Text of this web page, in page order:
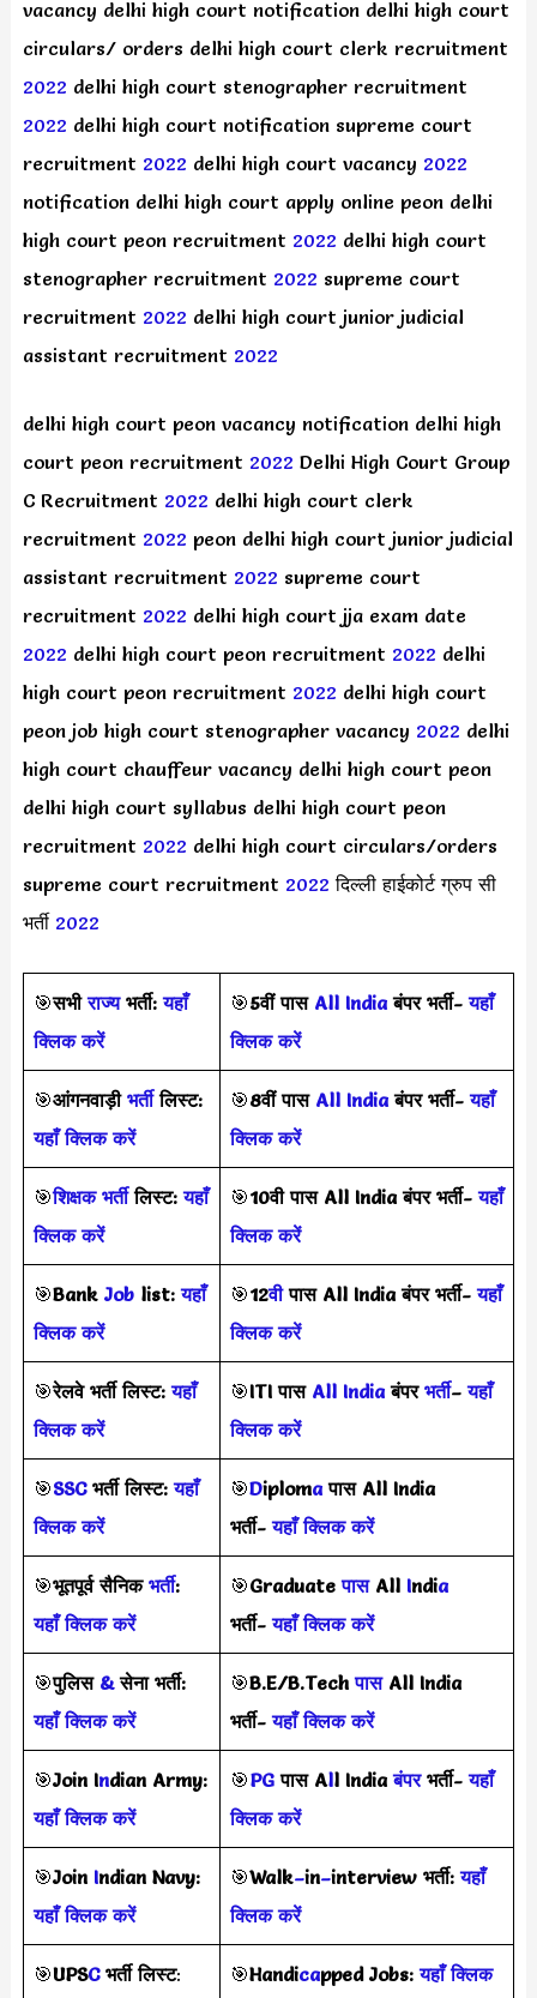
vacancy delhi high court notification delhi high court
circulars/ orders delhi high court clerk recruitment
2022 delhi high court stenographer recruitment
2022 delhi high court notification supreme court
recruitment 2022 delhi high court vacancy 2022
notification delhi high court apply online peon delhi
high court peon recruitment 2022 delhi high court
stenographer recruitment 2022 supreme court
recruitment 2022 delhi high court junior judicial
assistant recruitment 2022
delhi high court peon vacancy notification delhi high
court peon recruitment 2022 Delhi High Court Group
C Recruitment 2022 delhi high court clerk
recruitment 2022 peon delhi high court junior judicial
assistant recruitment 2022 supreme court
recruitment 2022 delhi high court jja exam date
2022 delhi high court peon recruitment 2022 delhi
high court peon recruitment 2022 delhi high court
peon job high court stenographer vacancy 2022 delhi
high court chauffeur vacancy delhi high court peon
delhi high court syllabus delhi high court peon
recruitment 2022 delhi high court circulars/orders
supreme court recruitment 2022 दिल्ली हाईकोर्ट ग्रुप सी
भर्ती 2022
🎯सभीराज्यभर्ती: यहाँ
क्लिक करें
🎯5वीं पास All Indiaबंपर भर्ती- यहाँ
क्लिक करें
🎯आंगनवाड़ी भर्तीलिस्ट:
यहाँ क्लिक करें
🎯8वीं पास All Indiaबंपर भर्ती- यहाँ
क्लिक करें
🎯शिक्षक भर्तीलिस्ट: यहाँ
क्लिक करें
🎯10वी पास All India बंपर भर्ती- यहाँ
क्लिक करें
🎯Bank Joblist: यहाँ
क्लिक करें
🎯12वीपास All India बंपर भर्ती- यहाँ
क्लिक करें
🎯रेलवे भर्ती लिस्ट: यहाँ
क्लिक करें
🎯ITI पास All Indiaबंपर भर्ती– यहाँ
क्लिक करें
🎯SSCभर्ती लिस्ट: यहाँ
क्लिक करें
🎯Diplomaपास All India
भर्ती- यहाँ क्लिक करें
🎯भूतपूर्व सैनिक भर्ती:
यहाँ क्लिक करें
🎯GraduateपासAll India
भर्ती- यहाँ क्लिक करें
🎯पुलिस &सेना भर्ती:
यहाँ क्लिक करें
🎯B.E/B.Techपास All India
भर्ती- यहाँ क्लिक करें
🎯Join Indian Army:
यहाँ क्लिक करें
🎯PGपास All Indiaबंपरभर्ती- यहाँ
क्लिक करें
🎯Join Indian Navy:
यहाँ क्लिक करें
🎯Walk–in–interview भर्ती:यहाँ
क्लिक करें
🎯UPSCभर्ती लिस्ट:
🎯Handicapped Jobs:यहाँ क्लिक